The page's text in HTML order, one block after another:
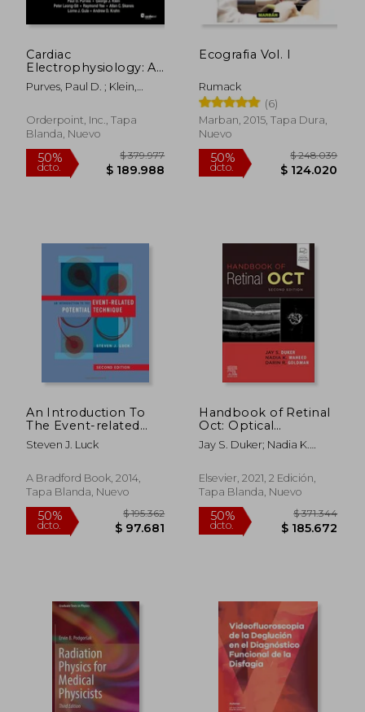
54%
dcto. $ 79.100
50%
dcto.
Cardiac
Electrophysiology: A
Visual Guide for
Nurses, Techs, and
Edition (en Inglés)
Purves, Paul D. ; Klein,
Orderpoint, Inc., Tapa
Blanda, Nuevo
50%
Ecografia Vol. I
Rumack
(6)
Marban, 2015, Tapa Dura,
Nuevo
50%
An Introduction To
The Event-related
Potential Technique
(en Inglés)
Steven J. Luck
A Bradford Book, 2014,
Tapa Blanda, Nuevo
Handbook of Retinal
Oct: Optical
Coherence
Tomography (en
Jay S. Duker; Nadia K.
Elsevier, 2021, 2 Edición,
Tapa Blanda, Nuevo